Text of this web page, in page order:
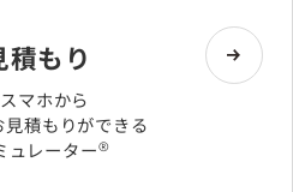
積もり
マホから
積もりができる
ュレーター®